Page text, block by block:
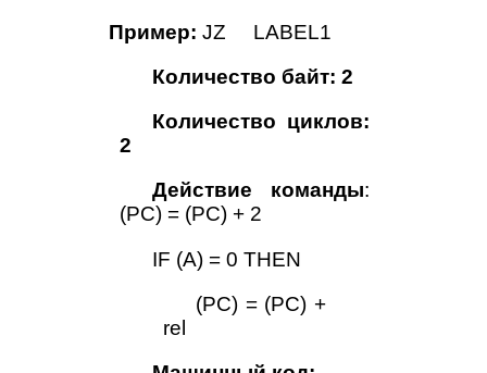
Пример: JZ LABEL1
Количество байт: 2
Количество циклов:
2
Действие команды:
(PC) = (PC) + 2
IF (A) = 0 THEN
(PC) = (PC) +
rel